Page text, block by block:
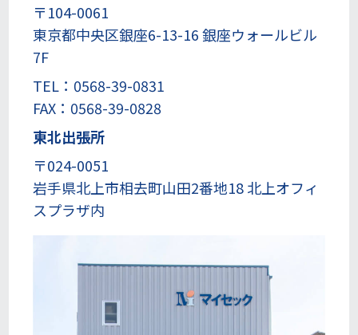
〒104-0061
東京都中央区銀座6-13-16 銀座ウォールビル
7F
TEL：0568-39-0831
FAX：0568-39-0828
東北出張所
〒024-0051
岩手県北上市相去町山田2番地18 北上オフィ
スプラザ内